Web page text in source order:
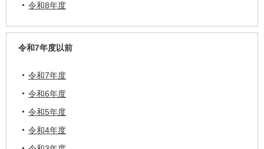
令和8年度
令和7年度以前
令和7年度
令和6年度
令和5年度
令和4年度